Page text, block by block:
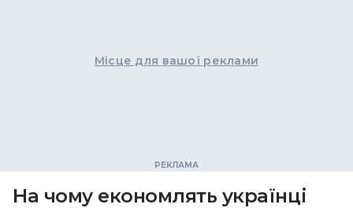
Місце для вашої реклами
На чому економлять українці